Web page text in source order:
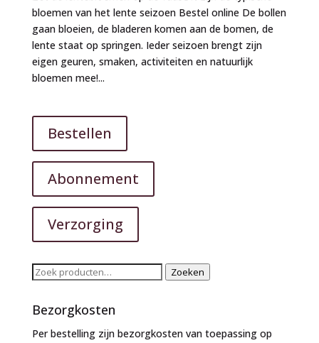
bloemen van het lente seizoen Bestel online De bollen
gaan bloeien, de bladeren komen aan de bomen, de
lente staat op springen. Ieder seizoen brengt zijn
eigen geuren, smaken, activiteiten en natuurlijk
bloemen mee!...
Bestellen
Abonnement
Verzorging
Zoeken
Zoeken
Bezorgkosten
Per bestelling zijn bezorgkosten van toepassing op